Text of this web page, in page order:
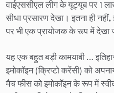
वाईएससीएल लीग के यूट्यूब पर 1
सीधा प्रसारण देखा। इतना ही
पर भी एक प्रायोजक के रूप में देखा
यह एक बहुत बड़ी कामयाबी …
इमोकॉइन (क्रिप्टो करेंसी) को
मैच फीस को इमोकॉइन के रूप में